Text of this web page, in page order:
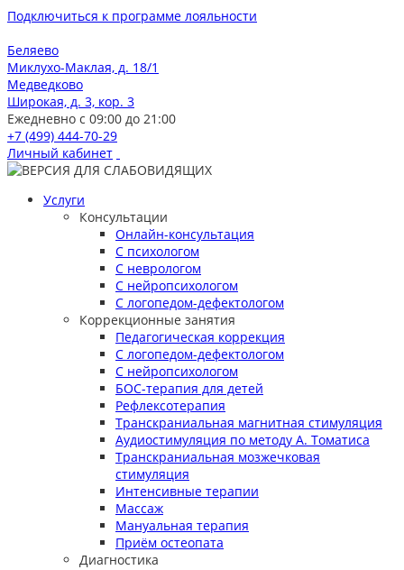
Подключиться к программе лояльности
Беляево
Миклухо-Маклая, д. 18/1
Медведково
Широкая, д. 3, кор. 3
Ежедневно с 09:00 до 21:00
+7 (499) 444-70-29
Личный кабинет
Услуги
Консультации
Онлайн-консультация
С психологом
С неврологом
С нейропсихологом
С логопедом-дефектологом
Коррекционные занятия
Педагогическая коррекция
С логопедом-дефектологом
С нейропсихологом
БОС-терапия для детей
Рефлексотерапия
Транскраниальная магнитная стимуляция
Аудиостимуляция по методу А. Томатиса
Транскраниальная мозжечковая
стимуляция
Интенсивные терапии
Массаж
Мануальная терапия
Приём остеопата
Диагностика